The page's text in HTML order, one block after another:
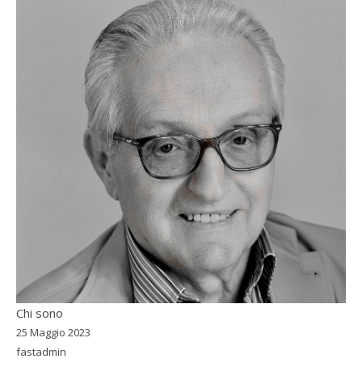
Chi sono
25 Maggio 2023
fastadmin